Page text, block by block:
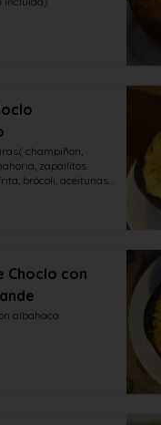
champiñon,
zapallitos
brócoli, aceitunas,
Choclo con
albahaca